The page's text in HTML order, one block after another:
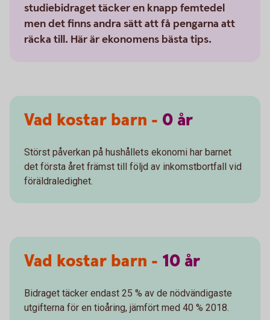
studiebidraget täcker en knapp femtedel
men det finns andra sätt att få pengarna att
räcka till. Här är ekonomens bästa tips.
Vad kostar barn - 0 år
Störst påverkan på hushållets ekonomi har barnet
det första året främst till följd av inkomstbortfall vid
föräldraledighet.
Vad kostar barn - 10 år
Bidraget täcker endast 25 % av de nödvändigaste
utgifterna för en tioåring, jämfört med 40 % 2018.